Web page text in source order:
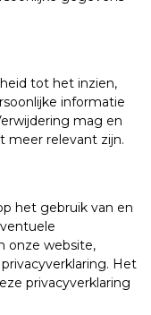
tot het inzien,
informatie
mag en
meer relevant zijn.
het gebruik van en
onze website,
Het
privacyverklaring